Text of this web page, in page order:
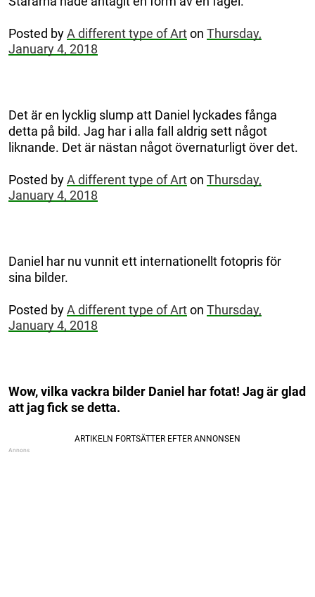
Posted byA different type of Arton Thursday,
January 4, 2018
Det är en lycklig slump att Daniel lyckades fånga
detta på bild. Jag har i alla fall aldrig sett något
liknande. Det är nästan något övernaturligt över det.
Posted byA different type of Arton Thursday,
January 4, 2018
Daniel har nu vunnit ett internationellt fotopris för
sina bilder.
Posted byA different type of Arton Thursday,
January 4, 2018
Wow, vilka vackra bilder Daniel har fotat! Jag är glad
att jag fick se detta.